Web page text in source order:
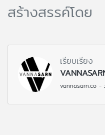
สร้างสรรค์โดย
เรียบเรียง
vannasarn.co -